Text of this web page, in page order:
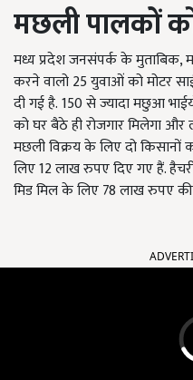
मछली पालकों
मध्य प्रदेश जनसंपर्क के
करने वालो25युवाओं को मोटर
दी गई है.150से ज्यादा मछुआ
को घर बैठे ही रोजगार मिलेगा
मछली विक्रय के लिए दो किसानों
लिए12लाख रुपए दिए गए हैं.
मिड मिल के लिए78लाख रुपए की